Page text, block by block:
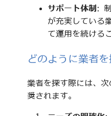
サポート体制 :
が充実している
て運用を続ける
どのように業者
業者を探す際には、
奨されます。